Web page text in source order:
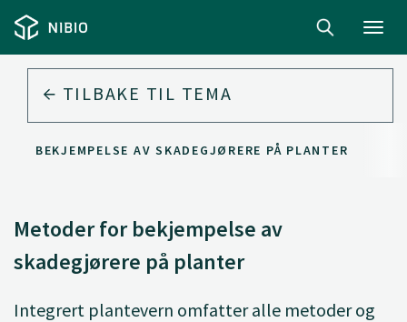
TILBAKE TIL TEMA
BEKJEMPELSE AV SKADEGJØRERE PÅ PLANTER
Metoder for bekjempelse av
skadegjørere på planter
Integrert plantevern omfatter alle metoder og